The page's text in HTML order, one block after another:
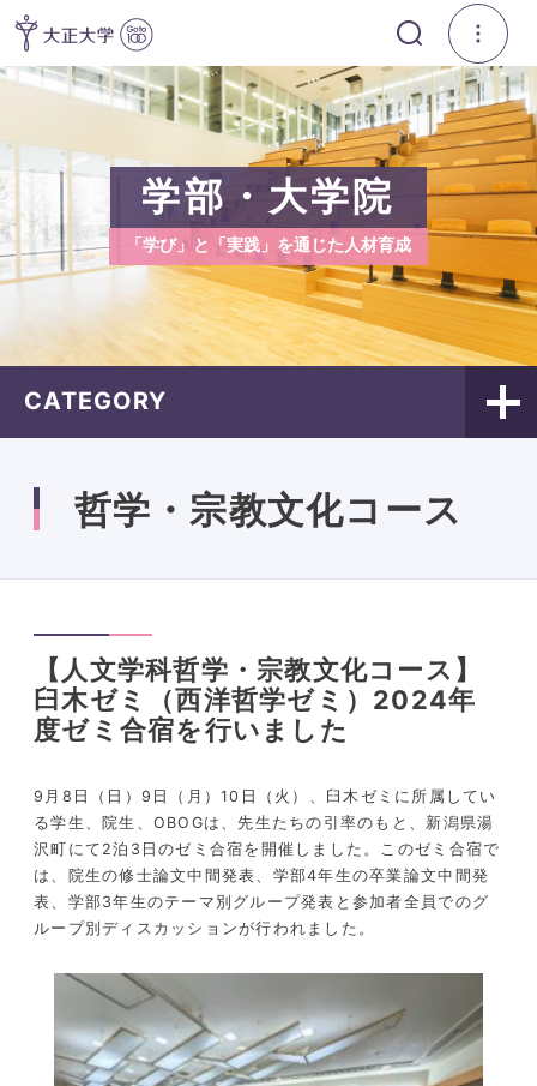
学部・大学院
「学び」と「実践」を通じた人材育成
CATEGORY
哲学・宗教文化コース
【人文学科哲学・宗教文化コース】
臼木ゼミ（西洋哲学ゼミ）2024年
度ゼミ合宿を行いました
9月 8 日（日） 9 日（月）10 日（火）、臼木ゼミに所属してい
る学生、院生、 OBOGは、先生たちの引率のもと、新潟県湯
沢町にて 2泊 3 日のゼミ合宿を開催しました。このゼミ合宿で
は、院生の修士論文中間発表、学部4年生の卒業論文中間発
表、学部3年生のテーマ別グループ発表と参加者全員でのグ
ループ別ディスカッションが行われました。